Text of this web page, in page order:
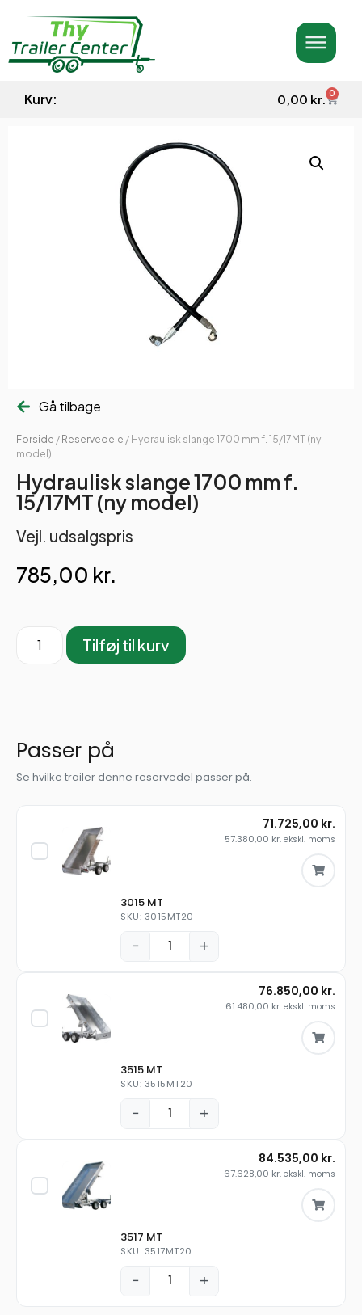
Kurv: 0,00 kr. 0
Gå tilbage
Forside / Reservedele / Hydraulisk slange 1700 mm f. 15/17MT (ny
model)
Hydraulisk slange 1700 mm f.
15/17MT (ny model)
Vejl. udsalgspris
785,00 kr.
Tilføj til kurv
Passer på
Se hvilke trailer denne reservedel passer på.
3015 MT
SKU: 3015MT20
− +
71.725,00 kr.
57.380,00 kr. ekskl. moms
3515 MT
SKU: 3515MT20
− +
76.850,00 kr.
61.480,00 kr. ekskl. moms
3517 MT
SKU: 3517MT20
− +
84.535,00 kr.
67.628,00 kr. ekskl. moms